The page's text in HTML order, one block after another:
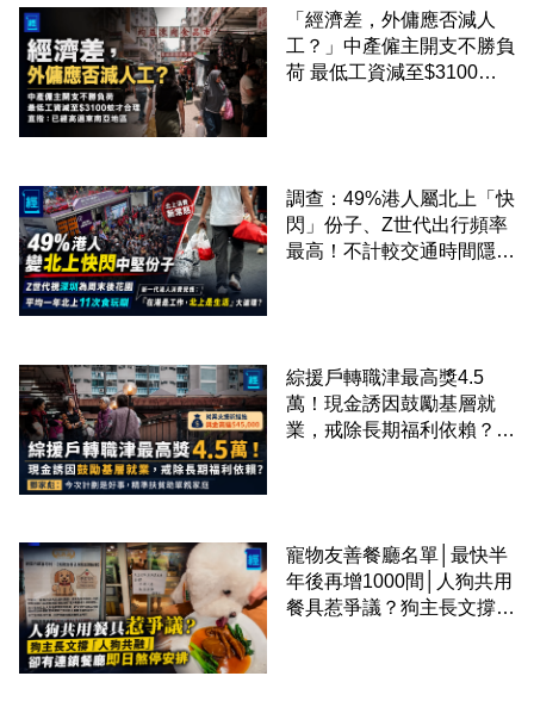
「經濟差，外傭應否減人
工？」中產僱主開支不勝負
荷 最低工資減至$3100蚊
調查：49%港人屬北上「快
閃」份子、Z世代出行頻率
最高！不計較交通時間隱形
綜援戶轉職津最高獎4.5
萬！現金誘因鼓勵基層就
業，戒除長期福利依賴？鄧
寵物友善餐廳名單│最快半
年後再增1000間│人狗共用
餐具惹爭議？狗主長文撐